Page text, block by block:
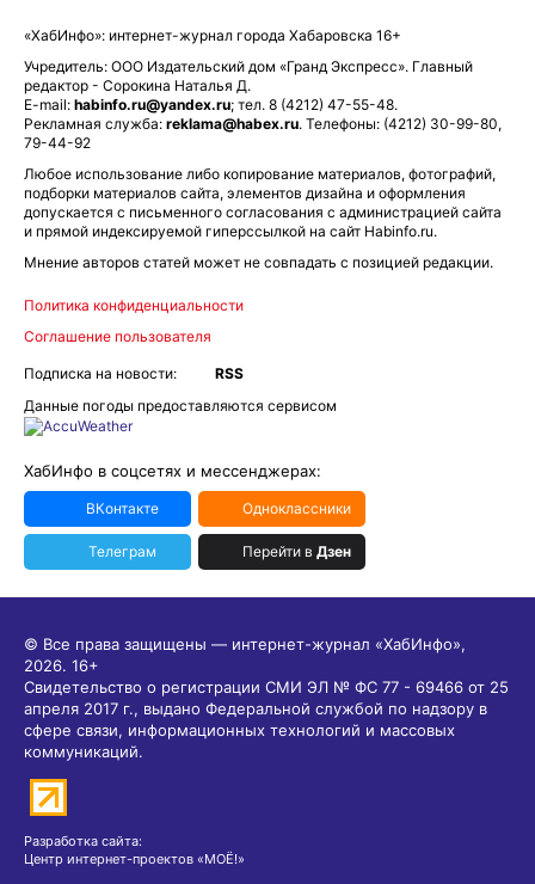
«ХабИнфо»: интернет-журнал города Хабаровска 16+
Учредитель: ООО Издательский дом «Гранд Экспресс». Главный
редактор - Сорокина Наталья Д.
E-mail: habinfo.ru@yandex.ru; тел. 8 (4212) 47-55-48.
Рекламная служба: reklama@habex.ru. Телефоны: (4212) 30-99-80,
79-44-92
Любое использование либо копирование материалов, фотографий,
подборки материалов сайта, элементов дизайна и оформления
допускается с письменного согласования с администрацией сайта
и прямой индексируемой гиперссылкой на сайт Habinfo.ru.
Мнение авторов статей может не совпадать с позицией редакции.
Политика конфиденциальности
Соглашение пользователя
Подписка на новости:
RSS
Данные погоды предоставляются сервисом
ХабИнфо в соцсетях и мессенджерах:
ВКонтакте Одноклассники
Телеграм Перейти в Дзен
© Все права защищены — интернет-журнал «ХабИнфо»,
2026. 16+
Свидетельство о регистрации СМИ ЭЛ № ФС 77 - 69466 от 25
апреля 2017 г., выдано Федеральной службой по надзору в
сфере связи, информационных технологий и массовых
коммуникаций.
Разработка сайта:
Центр интернет-проектов «МОЁ!»